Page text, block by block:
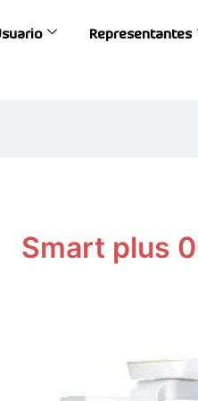
Representantes
Smart plus